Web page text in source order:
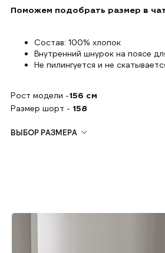
Поможем подобрать размер в
Состав: 100% хлопок
Внутренний шнурок на поясе
Не пилингуется и не
Рост модели -156 см
Размер шорт - 158
ВЫБОР РАЗМЕРА